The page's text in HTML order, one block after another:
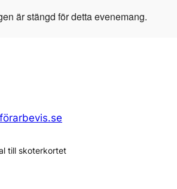
är stängd för detta evenemang.
till skoterkortet